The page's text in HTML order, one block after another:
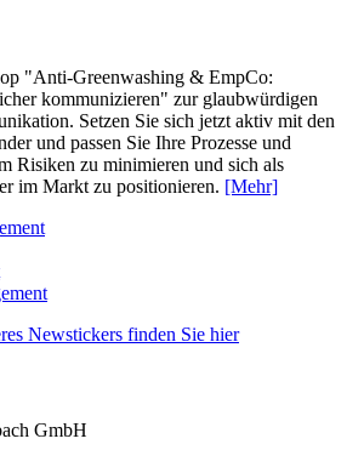
"Anti-Greenwashing & EmpCo:
kommunizieren" zur glaubwürdigen
Setzen Sie sich jetzt aktiv mit den
und passen Sie Ihre Prozesse und
Risiken zu minimieren und sich als
im Markt zu positionieren. [Mehr]
Newstickers finden Sie hier
GmbH